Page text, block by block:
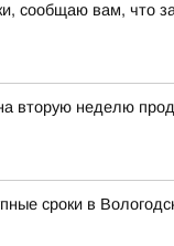
сообщаю вам, что
вторую неделю
сроки в